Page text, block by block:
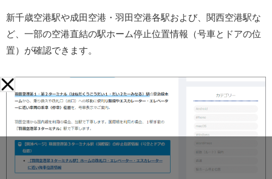
新千歳空港駅や成田空港・羽田空港各駅および、関西空港駅な
ど、一部の空港直結の駅ホーム停止位置情報（号車とドアの位
置）が確認できます。